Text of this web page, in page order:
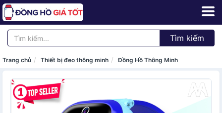
Tìm kiếm
Trang chủ Thiết bị đeo thông minh Đồng Hồ Thông Minh